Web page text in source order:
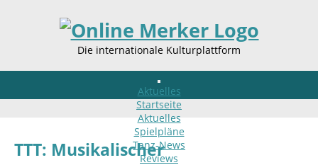
Die internationale Kulturplattform
Aktuelles
Startseite
Aktuelles
Spielpläne
Tanz-News
Reviews
TTT: Musikalischer